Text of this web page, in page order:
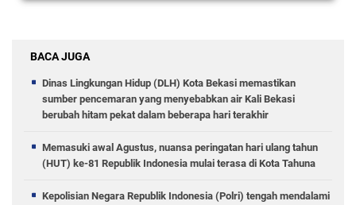
BACA JUGA
Dinas Lingkungan Hidup (DLH) Kota Bekasi memastikan
sumber pencemaran yang menyebabkan air Kali Bekasi
berubah hitam pekat dalam beberapa hari terakhir
Memasuki awal Agustus, nuansa peringatan hari ulang tahun
(HUT) ke-81 Republik Indonesia mulai terasa di Kota Tahuna
Kepolisian Negara Republik Indonesia (Polri) tengah mendalami